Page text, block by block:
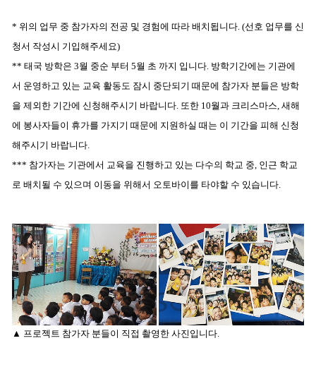
* 위의 업무 중 참가자의 전공 및 경험에 따라 배치됩니다. (선호 업무를 신
청서 작성시 기입해주세요)
** 태국 방학은 3월 중순 부터 5월 초 까지 입니다. 방학기간에는 기관에
서 운영하고 있는 교육 활동도 잠시 중단되기 때문에 참가자 분들은 방학
을 제외한 기간에 신청해주시기 바랍니다. 또한 10월과 크리스마스, 새해
에 봉사자들이 휴가를 가지기 때문에 지원하실 때는 이 기간을 피해 신청
해주시기 바랍니다.
*** 참가자는 기관에서 교육을 진행하고 있는 다수의 학교 중, 인근 학교
로 배치될 수 있으며 이동을 위해서 오토바이를 타야할 수 있습니다.
▲ 프로젝트 참가자 분들이 직접 촬영한 사진입니다.